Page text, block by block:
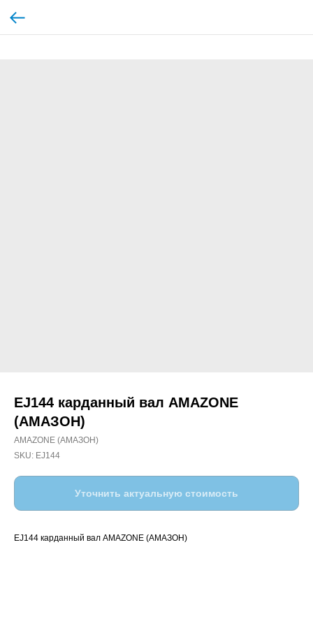
EJ144 карданный вал AMAZONE
(АМАЗОН)
AMAZONE (АМАЗОН)
SKU: EJ144
Уточнить актуальную стоимость
EJ144 карданный вал AMAZONE (АМАЗОН)